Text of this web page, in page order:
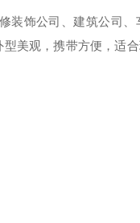
装饰公司、建筑公司
美观，携带方便，适合